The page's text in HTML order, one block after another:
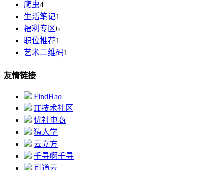
爬虫4
生活笔记1
福利专区6
职位推荐1
艺术二维码1
友情链接
FindHao
IT技术社区
优社电商
猿人学
云立方
千寻啊千寻
可道云